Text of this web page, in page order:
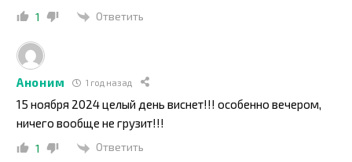
1 Ответить
Аноним 1 год назад
15 ноября 2024 целый день виснет!!! особенно вечером,
ничего вообще не грузит!!!
1 Ответить